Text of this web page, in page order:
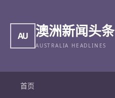
AU 澳洲新闻头条
AUSTRALIA HEADLINES
首页